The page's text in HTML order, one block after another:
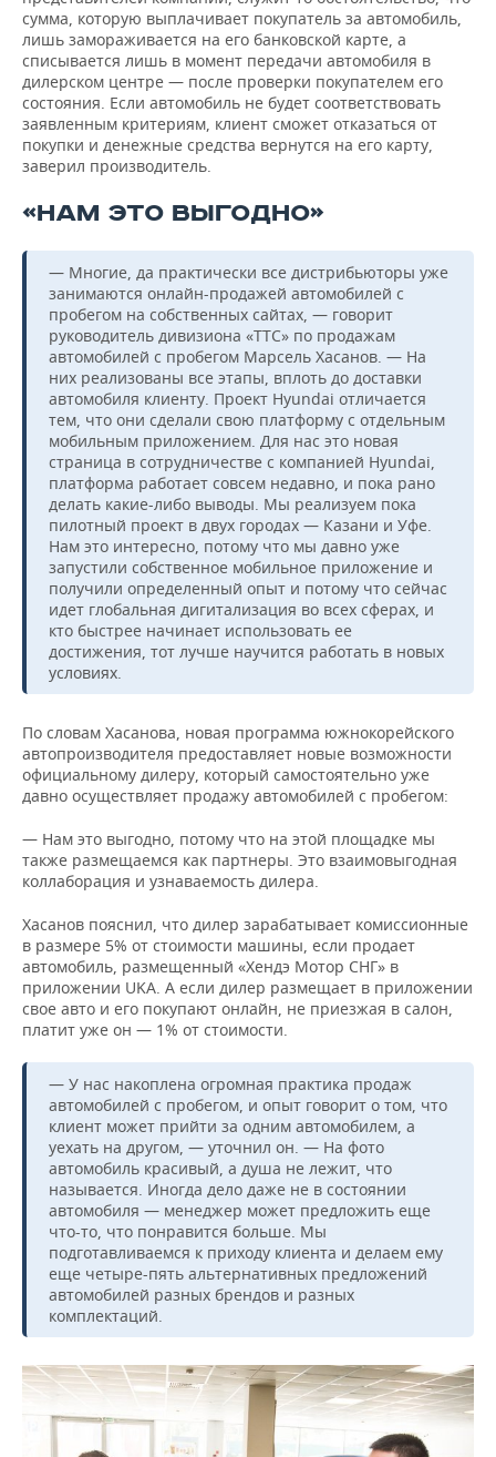
сумма, которую выплачивает покупатель за автомобиль,
лишь замораживается на его банковской карте, а
списывается лишь в момент передачи автомобиля в
дилерском центре — после проверки покупателем его
состояния. Если автомобиль не будет соответствовать
заявленным критериям, клиент сможет отказаться от
покупки и денежные средства вернутся на его карту,
заверил производитель.
«НАМ ЭТО ВЫГОДНО»
— Многие, да практически все дистрибьюторы уже
занимаются онлайн-продажей автомобилей с
пробегом на собственных сайтах, — говорит
руководитель дивизиона «ТТС» по продажам
автомобилей с пробегом Марсель Хасанов. — На
них реализованы все этапы, вплоть до доставки
автомобиля клиенту. Проект Hyundai отличается
тем, что они сделали свою платформу с отдельным
мобильным приложением. Для нас это новая
страница в сотрудничестве с компанией Hyundai,
платформа работает совсем недавно, и пока рано
делать какие-либо выводы. Мы реализуем пока
пилотный проект в двух городах — Казани и Уфе.
Нам это интересно, потому что мы давно уже
запустили собственное мобильное приложение и
получили определенный опыт и потому что сейчас
идет глобальная дигитализация во всех сферах, и
кто быстрее начинает использовать ее
достижения, тот лучше научится работать в новых
условиях.
По словам Хасанова, новая программа южнокорейского
автопроизводителя предоставляет новые возможности
официальному дилеру, который самостоятельно уже
давно осуществляет продажу автомобилей с пробегом:
— Нам это выгодно, потому что на этой площадке мы
также размещаемся как партнеры. Это взаимовыгодная
коллаборация и узнаваемость дилера.
Хасанов пояснил, что дилер зарабатывает комиссионные
в размере 5% от стоимости машины, если продает
автомобиль, размещенный «Хендэ Мотор СНГ» в
приложении UKA. А если дилер размещает в приложении
свое авто и его покупают онлайн, не приезжая в салон,
платит уже он — 1% от стоимости.
— У нас накоплена огромная практика продаж
автомобилей с пробегом, и опыт говорит о том, что
клиент может прийти за одним автомобилем, а
уехать на другом, — уточнил он. — На фото
автомобиль красивый, а душа не лежит, что
называется. Иногда дело даже не в состоянии
автомобиля — менеджер может предложить еще
что-то, что понравится больше. Мы
подготавливаемся к приходу клиента и делаем ему
еще четыре-пять альтернативных предложений
автомобилей разных брендов и разных
комплектаций.